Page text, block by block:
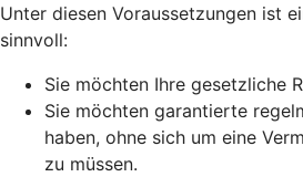
Unter diesen Voraussetzungen ist
sinnvoll:
Sie möchten Ihre gesetzliche
Sie möchten garantierte
haben, ohne sich um eine
zu müssen.